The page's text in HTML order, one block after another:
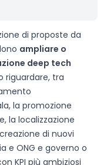
di proposte da
ampliare o
deep tech
riguardare, tra
la promozione
la localizzazione
di nuovi
e ONG e governo o
KPI più ambiziosi